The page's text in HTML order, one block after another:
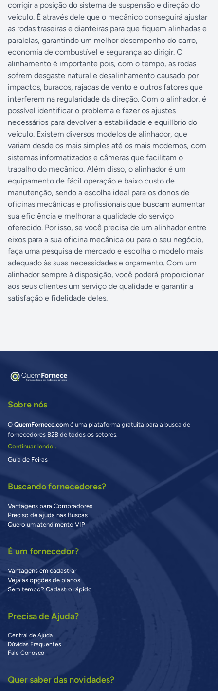
corrigir a posição do sistema de suspensão e direção do
veículo. É através dele que o mecânico conseguirá ajustar
as rodas traseiras e dianteiras para que fiquem alinhadas e
paralelas, garantindo um melhor desempenho do carro,
economia de combustível e segurança ao dirigir. O
alinhamento é importante pois, com o tempo, as rodas
sofrem desgaste natural e desalinhamento causado por
impactos, buracos, rajadas de vento e outros fatores que
interferem na regularidade da direção. Com o alinhador, é
possível identificar o problema e fazer os ajustes
necessários para devolver a estabilidade e equilíbrio do
veículo. Existem diversos modelos de alinhador, que
variam desde os mais simples até os mais modernos, com
sistemas informatizados e câmeras que facilitam o
trabalho do mecânico. Além disso, o alinhador é um
equipamento de fácil operação e baixo custo de
manutenção, sendo a escolha ideal para os donos de
oficinas mecânicas e profissionais que buscam aumentar
sua eficiência e melhorar a qualidade do serviço
oferecido. Por isso, se você precisa de um alinhador entre
eixos para a sua oficina mecânica ou para o seu negócio,
faça uma pesquisa de mercado e escolha o modelo mais
adequado às suas necessidades e orçamento. Com um
alinhador sempre à disposição, você poderá proporcionar
aos seus clientes um serviço de qualidade e garantir a
satisfação e fidelidade deles.
Sobre nós
O QuemFornece.com é uma plataforma gratuita para a busca de
fornecedores B2B de todos os setores.
Continuar lendo...
Guia de Feiras
Buscando fornecedores?
Vantagens para Compradores
Preciso de ajuda nas Buscas
Quero um atendimento VIP
É um fornecedor?
Vantagens em cadastrar
Veja as opções de planos
Sem tempo? Cadastro rápido
Precisa de Ajuda?
Central de Ajuda
Dúvidas Frequentes
Fale Conosco
Quer saber das novidades?